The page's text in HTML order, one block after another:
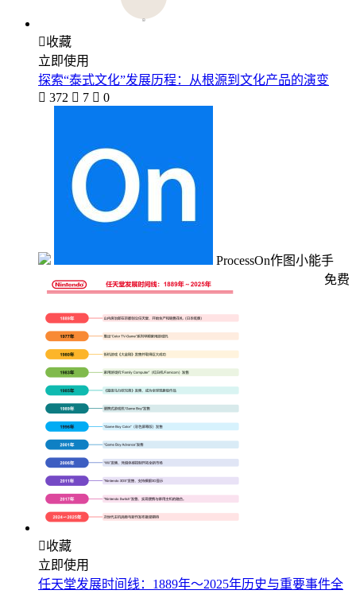
收藏
立即使用
探索“泰式文化”发展历程：从根源到文化产品的演变
 372  7  0
ProcessOn作图小能手
免费
收藏
立即使用
任天堂发展时间线：1889年～2025年历史与重要事件全